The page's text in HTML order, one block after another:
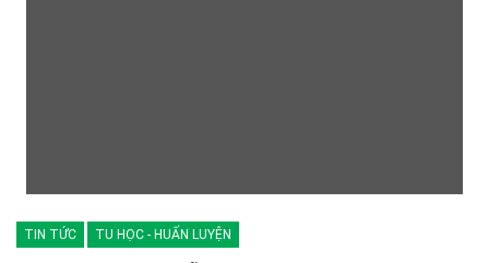
TIN TỨC TU HỌC - HUẤN LUYỆN